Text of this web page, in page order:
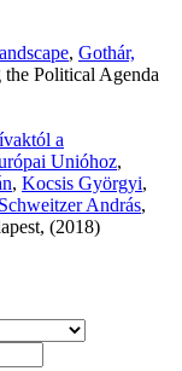
, Gothár,
Political Agenda
a
Unióhoz,
, Kocsis Györgyi,
Schweitzer András,
(2018)